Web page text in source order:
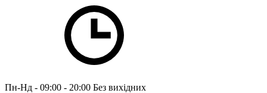
Пн-Нд - 09:00 - 20:00 Без вихідних